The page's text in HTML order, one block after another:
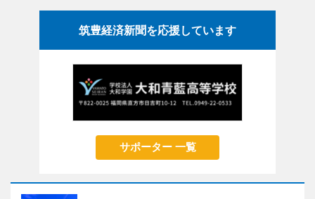
筑豊経済新聞を応援しています
サポーター 一覧